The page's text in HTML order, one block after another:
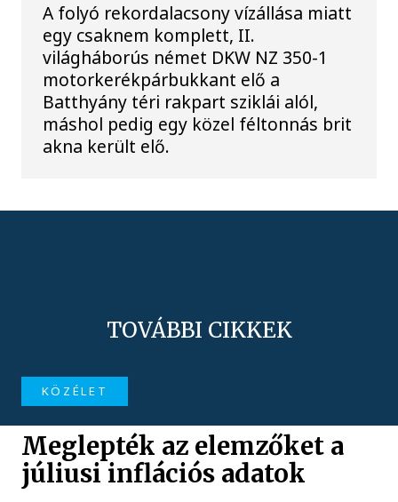
A folyó rekordalacsony vízállása miatt
egy csaknem komplett, II.
világháborús német DKW NZ 350-1
motorkerékpárbukkant elő a
Batthyány téri rakpart sziklái alól,
máshol pedig egy közel féltonnás brit
akna került elő.
TOVÁBBI CIKKEK
KÖZÉLET
Meglepték az elemzőket a
júliusi inflációs adatok